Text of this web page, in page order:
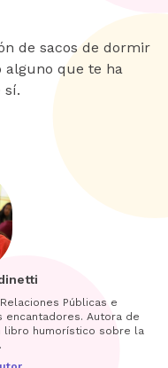
de sacos de dormir
alguno que te ha
sí.
Públicas e
encantadores. Autora de
libro humorístico sobre la